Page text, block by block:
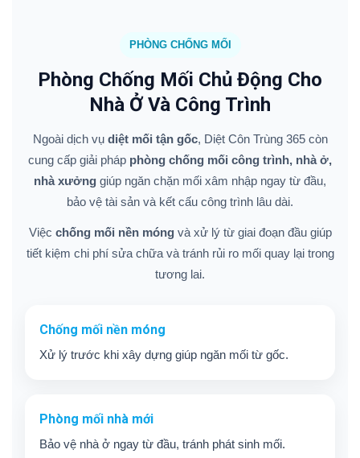
PHÒNG CHỐNG MỐI
Phòng Chống Mối Chủ Động Cho
Nhà Ở Và Công Trình
Ngoài dịch vụ diệt mối tận gốc, Diệt Côn Trùng 365 còn
cung cấp giải pháp phòng chống mối công trình, nhà ở,
nhà xưởng giúp ngăn chặn mối xâm nhập ngay từ đầu,
bảo vệ tài sản và kết cấu công trình lâu dài.
Việc chống mối nền móngvà xử lý từ giai đoạn đầu giúp
tiết kiệm chi phí sửa chữa và tránh rủi ro mối quay lại trong
tương lai.
Chống mối nền móng
Xử lý trước khi xây dựng giúp ngăn mối từ gốc.
Phòng mối nhà mới
Bảo vệ nhà ở ngay từ đầu, tránh phát sinh mối.